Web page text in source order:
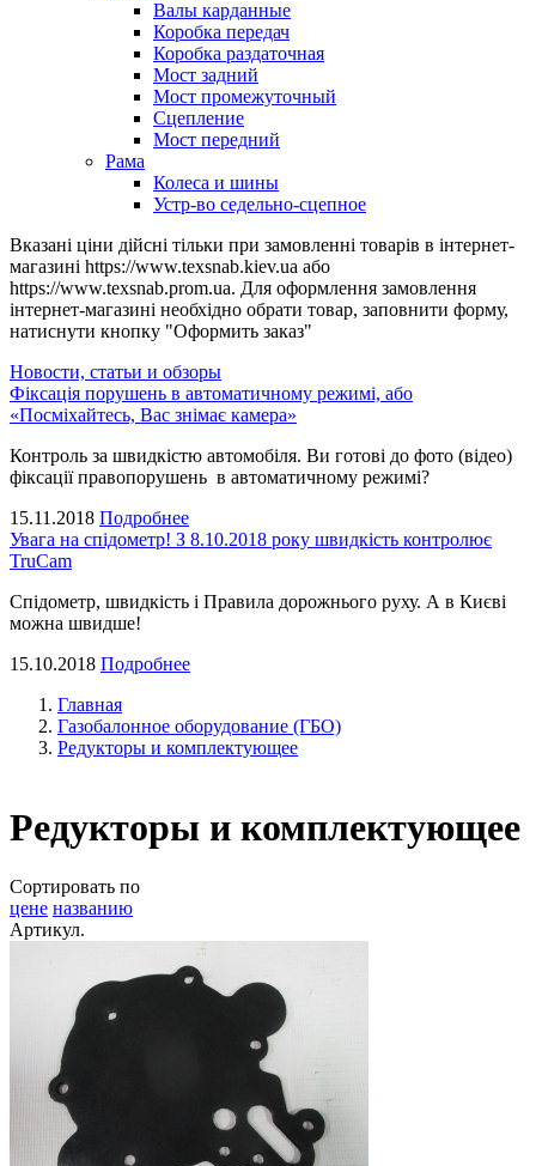
Валы карданные
Коробка передач
Коробка раздаточная
Мост задний
Мост промежуточный
Сцепление
Мост передний
Рама
Колеса и шины
Устр-во седельно-сцепное
Вказані ціни дійсні тільки при замовленні товарів в інтернет-
магазині https://www.texsnab.kiev.ua або
https://www.texsnab.prom.ua. Для оформлення замовлення
інтернет-магазині необхідно обрати товар, заповнити форму,
натиснути кнопку "Оформить заказ"
Новости, статьи и обзоры
Фіксація порушень в автоматичному режимі, або
«Посміхайтесь, Вас знімає камера»
Контроль за швидкістю автомобіля. Ви готові до фото (відео)
фіксації правопорушень в автоматичному режимі?
15.11.2018 Подробнее
Увага на спідометр! З 8.10.2018 року швидкість контролює
TruCam
Спідометр, швидкість і Правила дорожнього руху. А в Києві
можна швидше!
15.10.2018 Подробнее
Главная
Газобалонное оборудование (ГБО)
Редукторы и комплектующее
Редукторы и комплектующее
Сортировать по
цене названию
Артикул.